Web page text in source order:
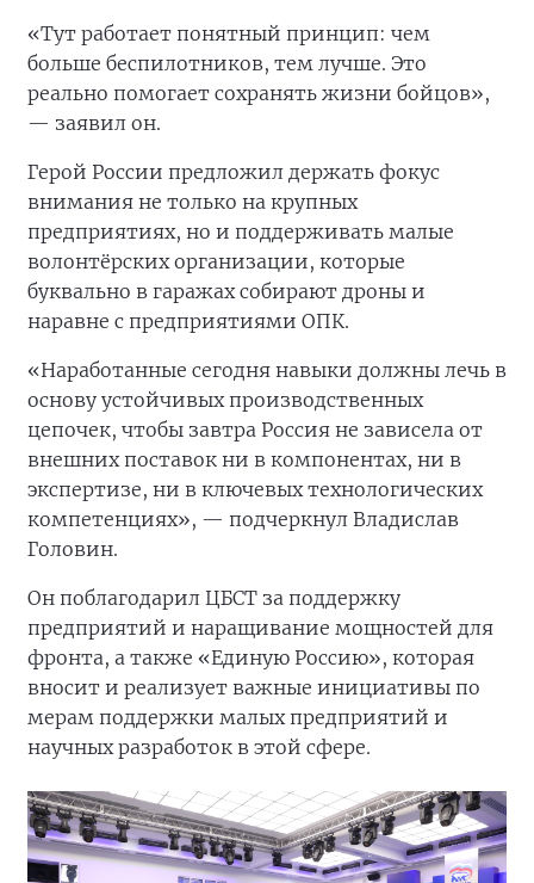
«Тут работает понятный принцип: чем
больше беспилотников, тем лучше. Это
реально помогает сохранять жизни бойцов»,
— заявил он.
Герой России предложил держать фокус
внимания не только на крупных
предприятиях, но и поддерживать малые
волонтёрских организации, которые
буквально в гаражах собирают дроны и
наравне с предприятиями ОПК.
«Наработанные сегодня навыки должны лечь в
основу устойчивых производственных
цепочек, чтобы завтра Россия не зависела от
внешних поставок ни в компонентах, ни в
экспертизе, ни в ключевых технологических
компетенциях», — подчеркнул Владислав
Головин.
Он поблагодарил ЦБСТ за поддержку
предприятий и наращивание мощностей для
фронта, а также «Единую Россию», которая
вносит и реализует важные инициативы по
мерам поддержки малых предприятий и
научных разработок в этой сфере.